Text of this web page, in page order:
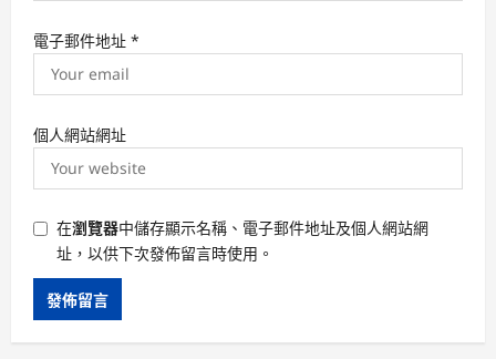
電子郵件地址 *
個人網站網址
在瀏覽器中儲存顯示名稱、電子郵件地址及個人網站網
址，以供下次發佈留言時使用。